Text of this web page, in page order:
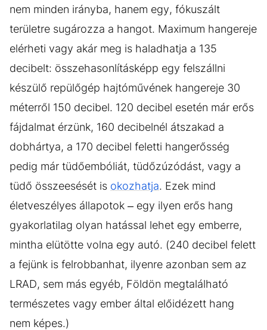
nem minden irányba, hanem egy, fókuszált
területre sugározza a hangot. Maximum hangereje
elérheti vagy akár meg is haladhatja a 135
decibelt: összehasonlításképp egy felszállni
készülő repülőgép hajtóművének hangereje 30
méterről 150 decibel. 120 decibel esetén már erős
fájdalmat érzünk, 160 decibelnél átszakad a
dobhártya, a 170 decibel feletti hangerősség
pedig már tüdőembóliát, tüdőzúzódást, vagy a
tüdő összeesését is okozhatja. Ezek mind
életveszélyes állapotok – egy ilyen erős hang
gyakorlatilag olyan hatással lehet egy emberre,
mintha elütötte volna egy autó. (240 decibel felett
a fejünk is felrobbanhat, ilyenre azonban sem az
LRAD, sem más egyéb, Földön megtalálható
természetes vagy ember által előidézett hang
nem képes.)